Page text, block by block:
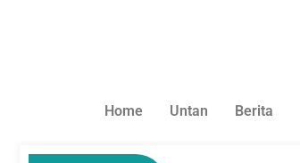
Home Untan Berita